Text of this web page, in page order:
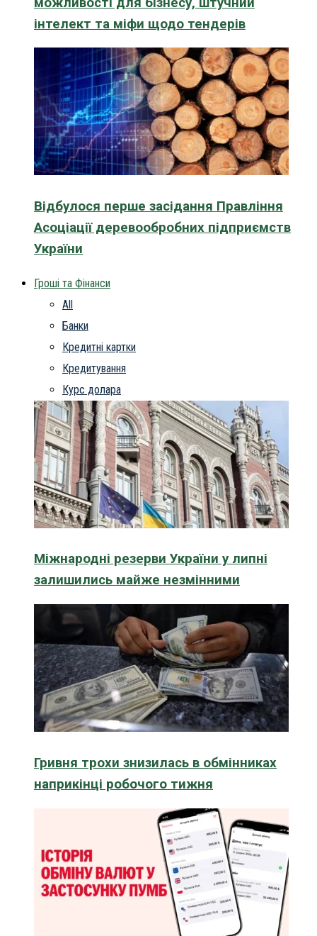
інтелект та міфи щодо тендерів
Відбулося перше засідання Правління
Асоціації деревообробних підприємств
України
Гроші та Фінанси
All
Банки
Кредитні картки
Кредитування
Курс долара
Міжнародні резерви України у липні
залишились майже незмінними
Гривня трохи знизилась в обмінниках
наприкінці робочого тижня